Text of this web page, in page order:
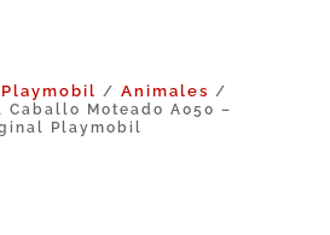
Playmobil / Animales /
Moteado A050 –
Playmobil